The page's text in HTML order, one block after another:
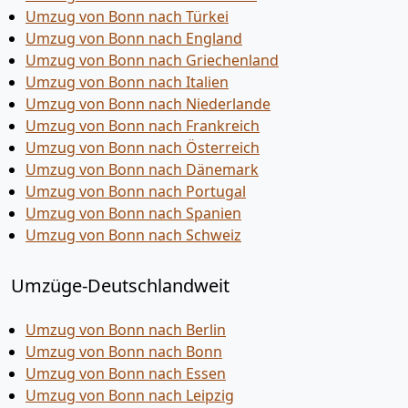
Umzug von Bonn nach Türkei
Umzug von Bonn nach England
Umzug von Bonn nach Griechenland
Umzug von Bonn nach Italien
Umzug von Bonn nach Niederlande
Umzug von Bonn nach Frankreich
Umzug von Bonn nach Österreich
Umzug von Bonn nach Dänemark
Umzug von Bonn nach Portugal
Umzug von Bonn nach Spanien
Umzug von Bonn nach Schweiz
Umzüge-Deutschlandweit
Umzug von Bonn nach Berlin
Umzug von Bonn nach Bonn
Umzug von Bonn nach Essen
Umzug von Bonn nach Leipzig